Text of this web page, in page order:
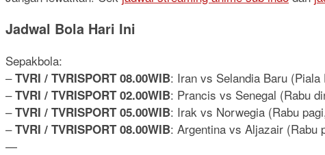
Jadwal Bola Hari Ini
Sepakbola:
–TVRI / TVRISPORT 08.00WIB: Iran vs Selandia Baru (Piala
–TVRI / TVRISPORT 02.00WIB: Prancis vs Senegal (Rabu
–TVRI / TVRISPORT 05.00WIB: Irak vs Norwegia (Rabu
–TVRI / TVRISPORT 08.00WIB: Argentina vs Aljazair (Rabu
—